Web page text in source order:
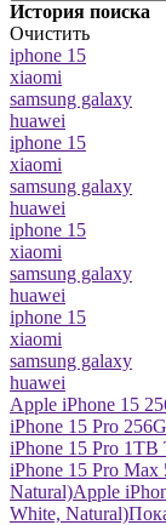
История поиска
Очистить
iphone 15
xiaomi
samsung galaxy
huawei
iphone 15
xiaomi
samsung galaxy
huawei
iphone 15
xiaomi
samsung galaxy
huawei
iphone 15
xiaomi
samsung galaxy
huawei
Apple iPhone 15
iPhone 15 Pro
iPhone 15 Pro
iPhone 15 Pro
Natural)Apple
White, Natural)